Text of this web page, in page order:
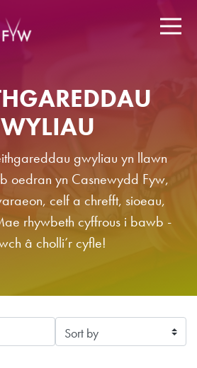
gwyliau yn llawn
oedran yn Casnewydd Fyw,
celf a chrefft, sioeau,
rhywbeth cyffrous i bawb -
â cholli’r cyfle!